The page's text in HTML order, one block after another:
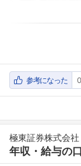
参考になった 0
極東証券株式会社
年収・給与の